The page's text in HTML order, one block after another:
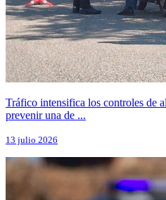
Tráfico intensifica los controles de
prevenir una de ...
13 julio 2026